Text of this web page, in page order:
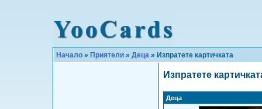
Начало » Приятели » Деца » Изпратете картичката
Изпратете
Деца